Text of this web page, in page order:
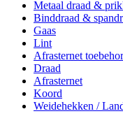
Metaal draad &
Binddraad &
Gaas
Lint
Afrasternet
Draad
Afrasternet
Koord
Weidehekken /